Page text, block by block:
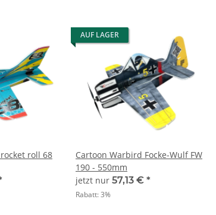
roll 68
AUF LAGER
Cartoon Warbird Focke-Wulf FW
190 - 550mm
jetzt nur 57,13 € *
Rabatt:3%